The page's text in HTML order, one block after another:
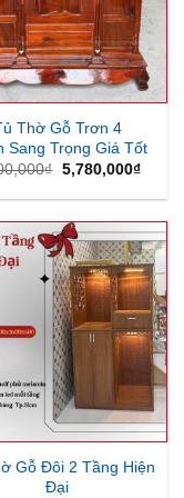
Thờ Gỗ Trơn 4
Sang Trọng Giá Tốt
₫ Giá
là:
5,780,000₫Giá
tại
Gỗ Đôi 2 Tầng Hiện
Đại